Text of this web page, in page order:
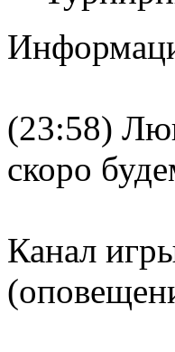
(23:58)
скоро
Канал